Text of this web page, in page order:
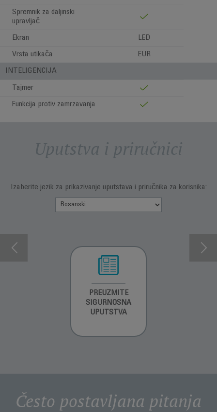
Spremnik za daljinski
upravljač
Ekran LED
Vrsta utikača EUR
INTELIGENCIJA
Tajmer
Funkcija protiv zamrzavanja
Uputstva i priručnici
Izaberite jezik za prikazivanje uputstava i priručnika za korisnika:
PREUZMITE
SIGURNOSNA
UPUTSTVA
Često postavljana pitanja